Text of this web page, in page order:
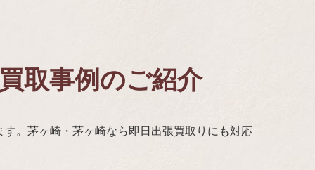
取事例のご紹介
。茅ヶ崎・茅ヶ崎なら即日出張買取りにも対応